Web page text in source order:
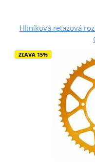
Hliníková reťazová
ZĽAVA 15%